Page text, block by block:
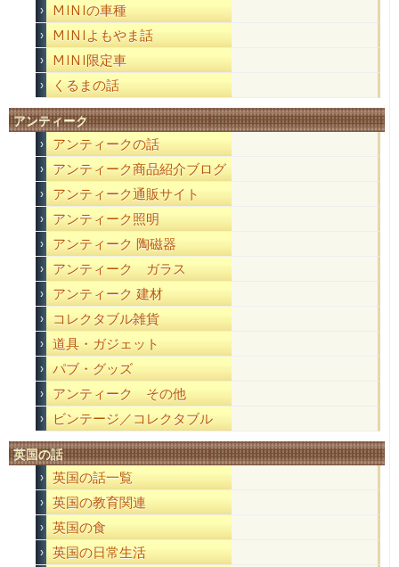
MINIの車種
MINIよもやま話
MINI限定車
くるまの話
アンティーク
アンティークの話
アンティーク商品紹介ブログ
アンティーク通販サイト
アンティーク照明
アンティーク 陶磁器
アンティーク ガラス
アンティーク 建材
コレクタブル雑貨
道具・ガジェット
パブ・グッズ
アンティーク その他
ビンテージ／コレクタブル
英国の話
英国の話一覧
英国の教育関連
英国の食
英国の日常生活